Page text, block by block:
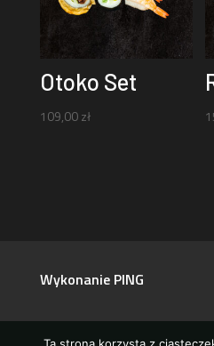
Otoko Set
109,00zł
Wykonanie PING